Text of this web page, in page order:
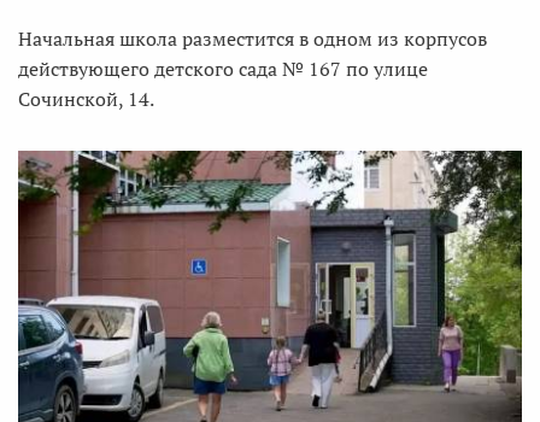
Начальная школа разместится в одном из корпусов
действующего детского сада № 167 по улице
Сочинской, 14.